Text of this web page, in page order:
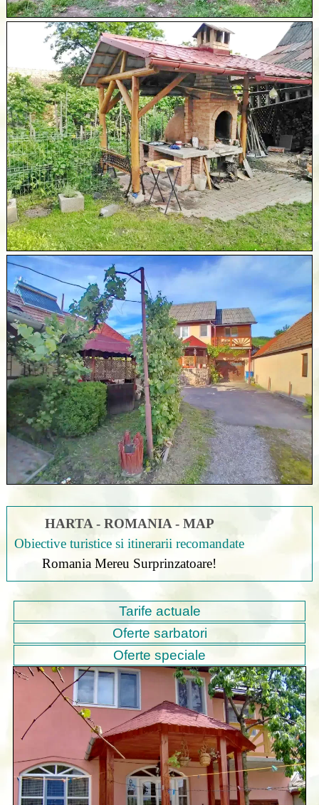
HARTA - ROMANIA - MAP
Obiective turistice si itinerarii recomandate
Romania Mereu Surprinzatoare!
Tarife actuale
Oferte sarbatori
Oferte speciale